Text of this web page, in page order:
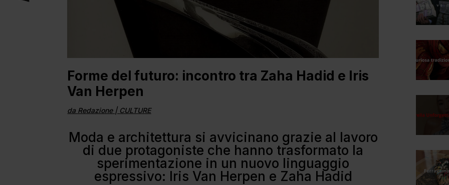
Forme del futuro: incontro tra Zaha Hadid e Iris
Van Herpen
da Redazione| CULTURE
Moda e architettura si avvicinano grazie al lavoro
di due protagoniste che hanno trasformato la
sperimentazione in un nuovo linguaggio
espressivo: Iris Van Herpen e Zaha Hadid